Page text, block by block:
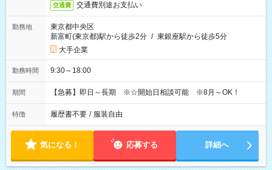
交通費 交通費別途お支払い
勤務地
東京都中央区
新富町(東京都)駅から徒歩2分 / 東銀座駅から徒歩5分
大手企業
勤務時間 9:30～18:00
期間 【急募】即日～長期 ※☆開始日相談可能 ※8月～OK！
特徴 履歴書不要 / 服装自由
気になる！ 応募する 詳細へ